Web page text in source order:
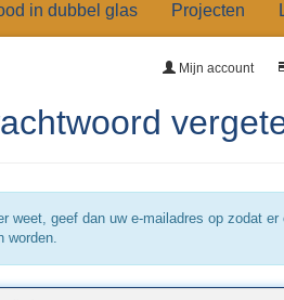
in dubbel glas Projecten
Mijn account
weet, geef dan uw e-mailadres op zodat er
worden.